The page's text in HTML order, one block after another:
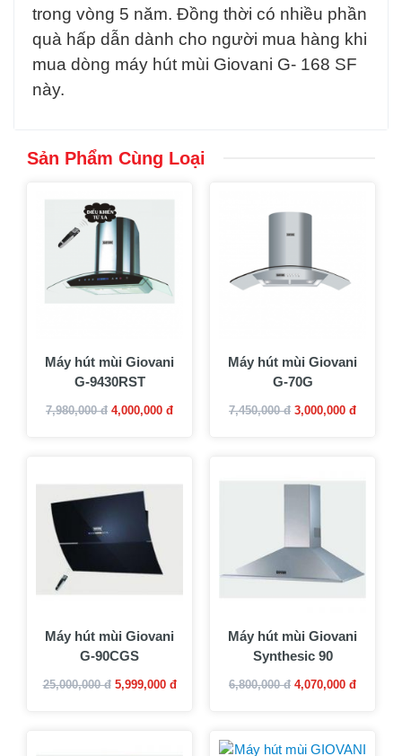
trong vòng 5 năm. Đồng thời có nhiều phần
quà hấp dẫn dành cho người mua hàng khi
mua dòng máy hút mùi Giovani G- 168 SF
này.
Sản Phẩm Cùng Loại
Máy hút mùi Giovani
G-9430RST
7,980,000 đ 4,000,000 đ
Máy hút mùi Giovani
G-70G
7,450,000 đ 3,000,000 đ
Máy hút mùi Giovani
G-90CGS
25,000,000 đ 5,999,000 đ
Máy hút mùi Giovani
Synthesic 90
6,800,000 đ 4,070,000 đ